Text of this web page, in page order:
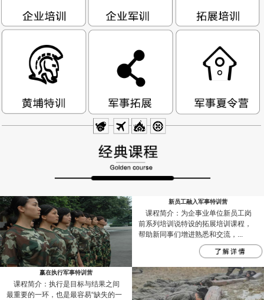
新员工融入军事特训营
课程简介：为企事业单位新员工岗
前系列培训说特设的拓展培训课程，
帮助新同事们增进熟悉和交流，...
赢在执行军事特训营
课程简介：执行是目标与结果之间
最重要的一环，也是最容易“缺失的一